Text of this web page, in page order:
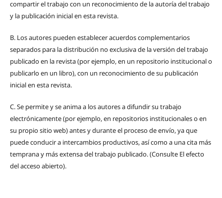
compartir el trabajo con un reconocimiento de la autoría del trabajo
y la publicación inicial en esta revista.
B. Los autores pueden establecer acuerdos complementarios
separados para la distribución no exclusiva de la versión del trabajo
publicado en la revista (por ejemplo, en un repositorio institucional o
publicarlo en un libro), con un reconocimiento de su publicación
inicial en esta revista.
C.Se permite y se anima a los autores a difundir su trabajo
electrónicamente (por ejemplo, en repositorios institucionales o en
su propio sitio web) antes y durante el proceso de envío, ya que
puede conducir a intercambios productivos, así como a una cita más
temprana y más extensa del trabajo publicado. (Consulte El efecto
del acceso abierto).